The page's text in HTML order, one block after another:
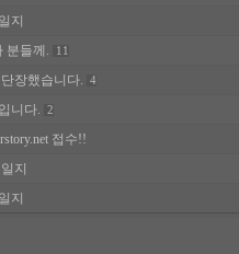
지
분들께. 11
장했습니다. 4
니다. 2
접수!!
지
지